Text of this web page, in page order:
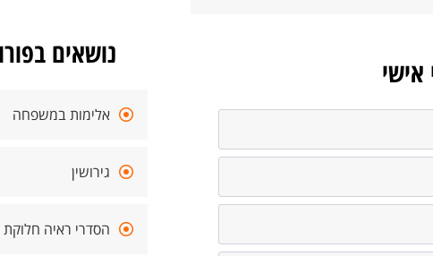
אישי
נושאים
אלימות במשפחה
גירושין
הסדרי ראיה